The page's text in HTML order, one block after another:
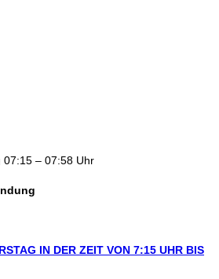
07:15 – 07:58 Uhr
IN DER ZEIT VON 7:15 UHR BIS